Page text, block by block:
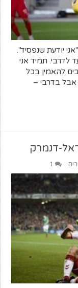
יודעת שנפסיד".
תמיד אני
להאמין בכל
בדרבי –
דנמרק
1